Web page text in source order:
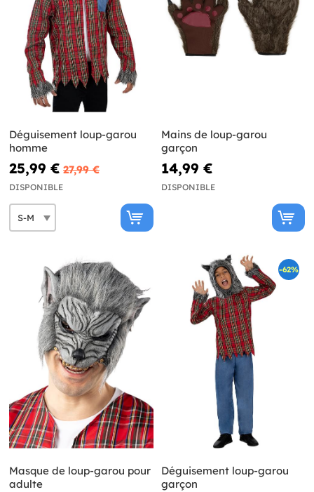
Déguisement loup-garou
homme
25,99 € 27,99 €
DISPONIBLE
Mains de loup-garou
garçon
14,99 €
DISPONIBLE
Masque de loup-garou pour
adulte
-62%
Déguisement loup-garou
garçon